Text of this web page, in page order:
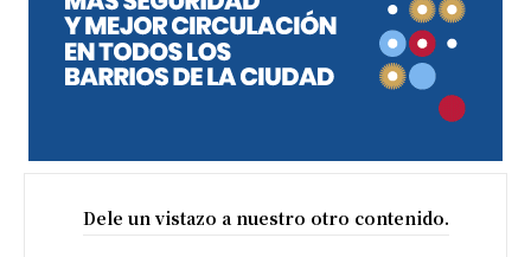
Dele un vistazo a nuestro otro contenido.